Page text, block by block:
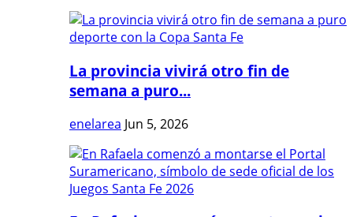
La provincia vivirá otro fin de
semana a puro...
enelarea Jun 5, 2026